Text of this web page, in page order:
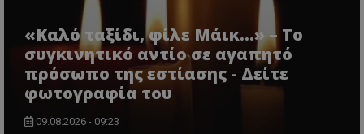
«Καλό ταξίδι, φίλε Μάικ…» – Το
συγκινητικό αντίο σε αγαπητό
πρόσωπο της εστίασης - Δείτε
φωτογραφία του
09.08.2026 - 09:23